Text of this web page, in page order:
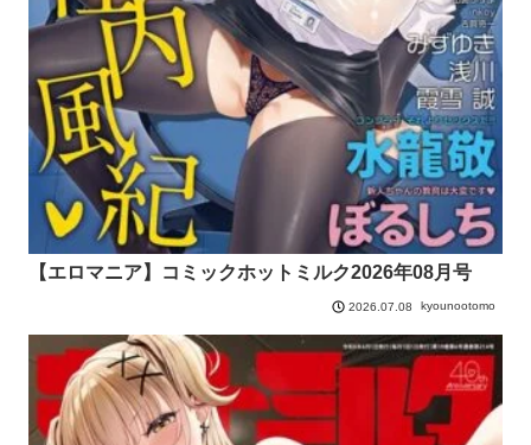
【エロマニア】コミックホットミルク2026年08月号
2026.07.08 kyounootomo